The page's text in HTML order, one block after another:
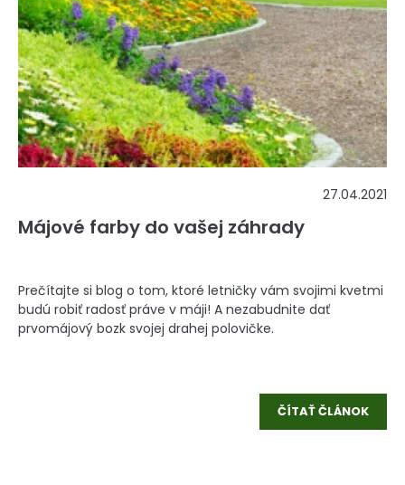
27.04.2021
Májové farby do vašej záhrady
Prečítajte si blog o tom, ktoré letničky vám svojimi kvetmi
budú robiť radosť práve v máji! A nezabudnite dať
prvomájový bozk svojej drahej polovičke.
ČÍTAŤ ČLÁNOK